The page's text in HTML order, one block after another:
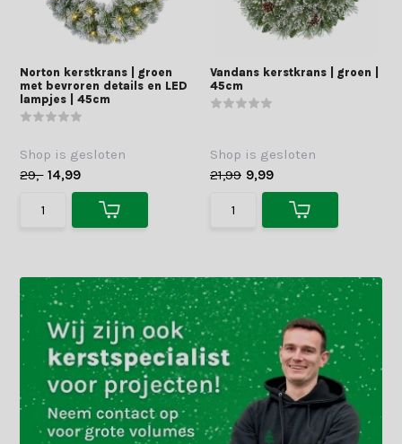
Norton kerstkrans | groen
met bevroren details en LED
lampjes | 45cm
Shop is gesloten
29,- 14,99
Vandans kerstkrans | groen |
45cm
Shop is gesloten
21,99 9,99